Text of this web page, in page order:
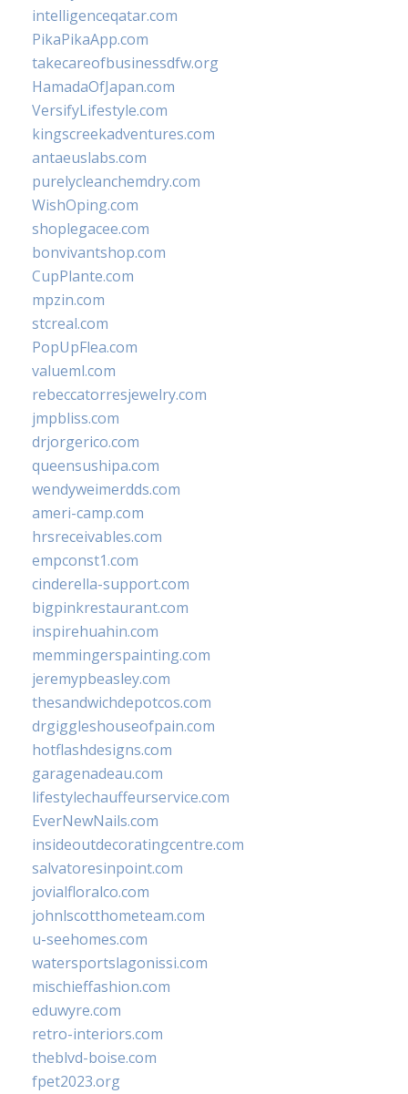
intelligenceqatar.com
PikaPikaApp.com
takecareofbusinessdfw.org
HamadaOfJapan.com
VersifyLifestyle.com
kingscreekadventures.com
antaeuslabs.com
purelycleanchemdry.com
WishOping.com
shoplegacee.com
bonvivantshop.com
CupPlante.com
mpzin.com
stcreal.com
PopUpFlea.com
valueml.com
rebeccatorresjewelry.com
jmpbliss.com
drjorgerico.com
queensushipa.com
wendyweimerdds.com
ameri-camp.com
hrsreceivables.com
empconst1.com
cinderella-support.com
bigpinkrestaurant.com
inspirehuahin.com
memmingerspainting.com
jeremypbeasley.com
thesandwichdepotcos.com
drgiggleshouseofpain.com
hotflashdesigns.com
garagenadeau.com
lifestylechauffeurservice.com
EverNewNails.com
insideoutdecoratingcentre.com
salvatoresinpoint.com
jovialfloralco.com
johnlscotthometeam.com
u-seehomes.com
watersportslagonissi.com
mischieffashion.com
eduwyre.com
retro-interiors.com
theblvd-boise.com
fpet2023.org